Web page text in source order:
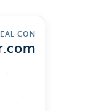
CON